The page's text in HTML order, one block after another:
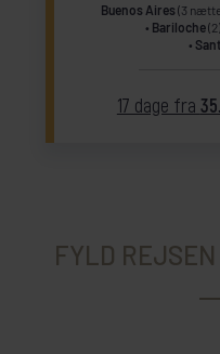
Buenos Aires (3
Bariloche(2)
17 dage fra
FYLD